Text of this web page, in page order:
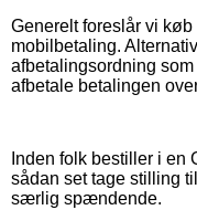
Generelt foreslår vi
mobilbetaling.
afbetalingsordning
afbetale betalingen
Inden folk bestiller i en
sådan set tage stilling
særlig spændende.